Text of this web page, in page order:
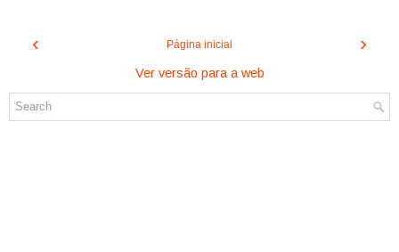
‹ ›
Página inicial
Ver versão para a web